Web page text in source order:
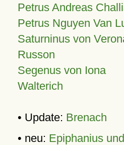
Petrus Andreas
Petrus Nguyen Van
Saturninus von
Russon
Segenus von Iona
Walterich
• Update: Brenach
• neu: Epiphanius